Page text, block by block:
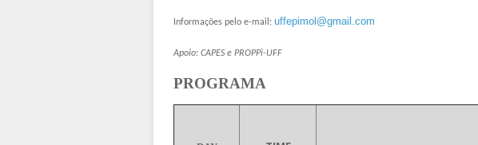
Informações pelo e-mail: uffepimol@gmail.com
Apoio: CAPES e PROPPi-UFF
PROGRAMA